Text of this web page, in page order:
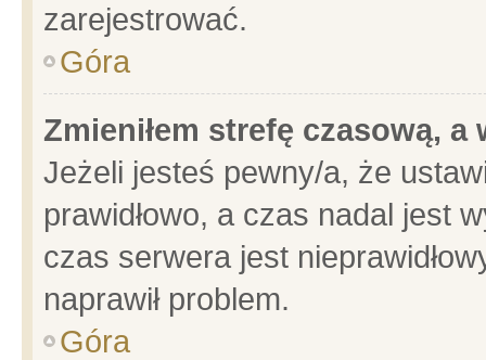
zarejestrować.
Góra
Zmieniłem strefę czasową,
Jeżeli jesteś pewny/a, że
prawidłowo, a czas nadal jest
czas serwera jest
naprawił problem.
Góra